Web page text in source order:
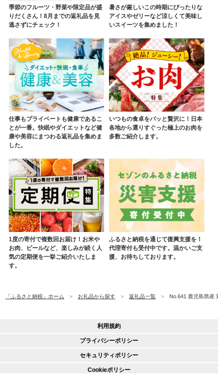
季節のフルーツ・野菜や限定品が盛
りだくさん！8月までの返礼品を見
逃さずにチェック！
暑さが厳しいこの時期にぴったりな
アイスやゼリーなど涼しくて美味し
いスイーツを集めました！
仕事もプライベートも健康であるこ
とが一番。快眠やダイエットなど健
康や美容にまつわる返礼品を集めま
した。
いつもの食卓をパッと贅沢に！日本
各地から選りすぐった極上のお肉を
多数ご紹介します。
1度の寄付で複数回お届け！お米や
お肉、ビールなど、楽しみが続く人
気の定期便を一挙ご紹介いたしま
す。
ふるさと納税を通じて復興支援を！
代理寄付も受付中です。温かいご支
援、お待ちしております。
「ふるさと納税」ホーム お礼品から探す 返礼品一覧 No.641 鹿児島県産
利用規約
プライバシーポリシー
セキュリティポリシー
Cookieポリシー